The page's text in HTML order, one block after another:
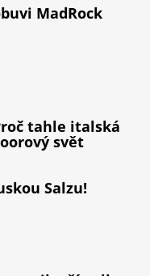
MadRock
tahle italská
svět
Salzu!